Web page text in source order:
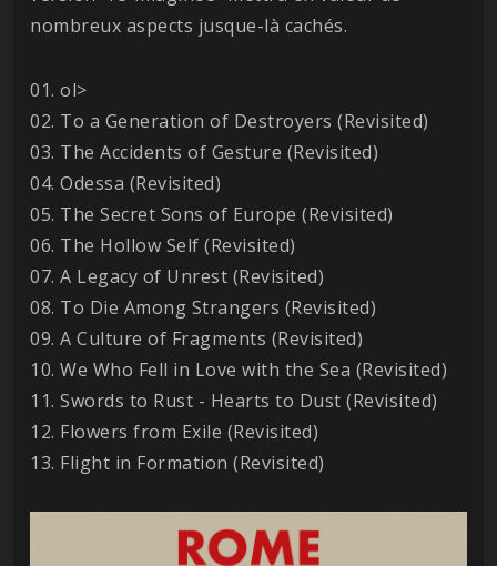
nombreux aspects jusque-là cachés.
01. ol>
02. To a Generation of Destroyers (Revisited)
03. The Accidents of Gesture (Revisited)
04. Odessa (Revisited)
05. The Secret Sons of Europe (Revisited)
06. The Hollow Self (Revisited)
07. A Legacy of Unrest (Revisited)
08. To Die Among Strangers (Revisited)
09. A Culture of Fragments (Revisited)
10. We Who Fell in Love with the Sea (Revisited)
11. Swords to Rust - Hearts to Dust (Revisited)
12. Flowers from Exile (Revisited)
13. Flight in Formation (Revisited)